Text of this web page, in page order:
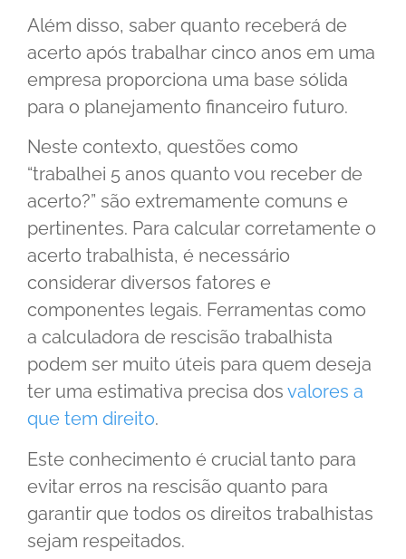
Além disso, saber quanto receberá de
acerto após trabalhar cinco anos em uma
empresa proporciona uma base sólida
para o planejamento financeiro futuro.
Neste contexto, questões como
“trabalhei 5 anos quanto vou receber de
acerto?” são extremamente comuns e
pertinentes. Para calcular corretamente o
acerto trabalhista, é necessário
considerar diversos fatores e
componentes legais. Ferramentas como
a calculadora de rescisão trabalhista
podem ser muito úteis para quem deseja
ter uma estimativa precisa dos valores a
que tem direito.
Este conhecimento é crucial tanto para
evitar erros na rescisão quanto para
garantir que todos os direitos trabalhistas
sejam respeitados.